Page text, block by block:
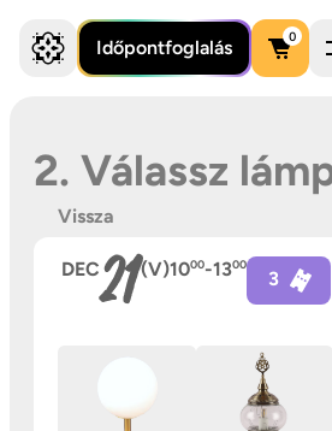
Időpontfoglalás
0
2. Válassz
Vissza
DEC21(V)1000-1300
3